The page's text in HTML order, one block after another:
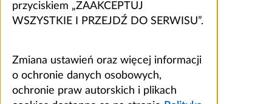
przyciskiem „ZAAKCEPTUJ
WSZYSTKIE I PRZEJDŹ DO SERWISU”.
Zmiana ustawień oraz więcej informacji
o ochronie danych osobowych,
ochronie praw autorskich i plikach